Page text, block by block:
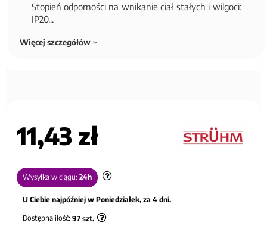
Stopień odporności na wnikanie ciał stałych i wilgoci:
IP20...
Więcej szczegółów
11,43 zł
Wysyłka w ciągu: 24h
U Ciebie najpóźniej w Poniedziałek, za 4 dni.
Dostępna ilość: 97 szt.